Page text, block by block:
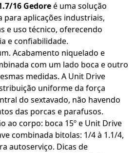
16 Gedoreé uma solução
para aplicações industriais,
e uso técnico, oferecendo
e confiabilidade.
Acabamento niquelado e
com um lado boca e outro
medidas. A Unit Drive
uniforme da força
do sextavado, não havendo
das porcas e parafusos.
ao corpo: boca 15º e Unit Drive
combinada bitolas: 1/4 à 1.1/4,
autoserviço. Dicas de